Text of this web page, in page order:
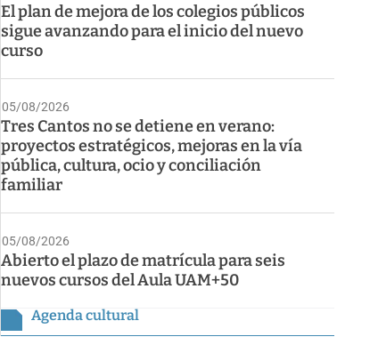
El plan de mejora de los colegios públicos
sigue avanzando para el inicio del nuevo
curso
05/08/2026
Tres Cantos no se detiene en verano:
proyectos estratégicos, mejoras en la vía
pública, cultura, ocio y conciliación
familiar
05/08/2026
Abierto el plazo de matrícula para seis
nuevos cursos del Aula UAM+50
Agenda cultural